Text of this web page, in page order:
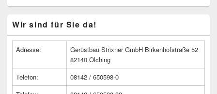
Seitenleisten
Widget-
Wir sind für Sie da!
Adresse:
Gerüstbau Strixner GmbH Birkenhofstraße 52
82140 Olching
Telefon:
08142 / 650598-0